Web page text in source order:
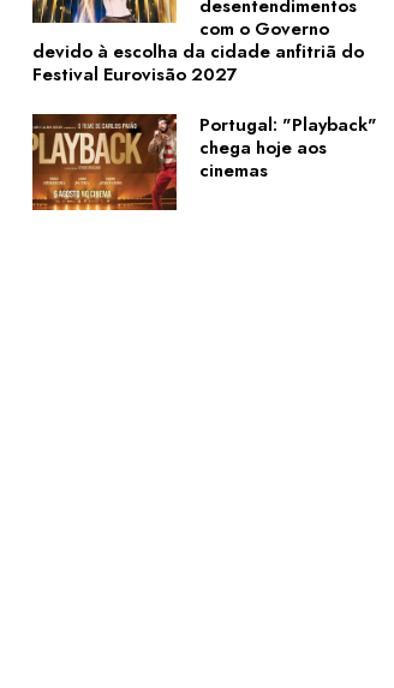
desentendimentos
com o Governo
devido à escolha da cidade anfitriã do
Festival Eurovisão 2027
Portugal: "Playback"
chega hoje aos
cinemas